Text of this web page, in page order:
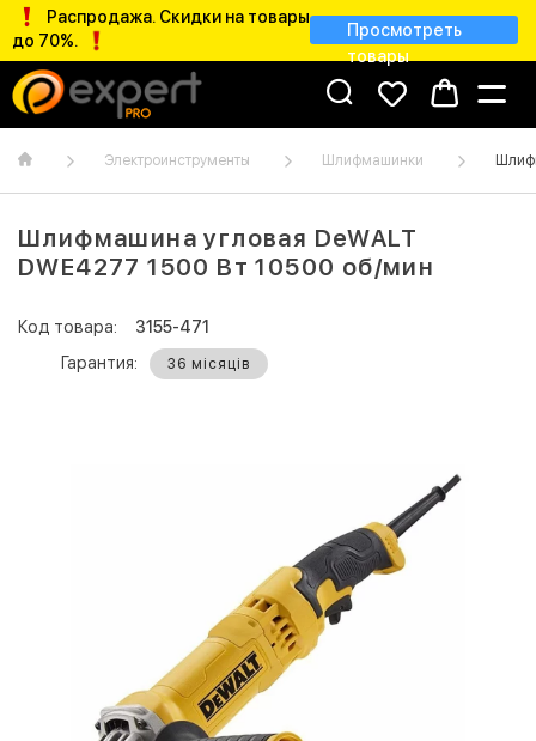
Распродажа. Скидки на товары
до 70%.
Просмотреть
товары
Электроинструменты Шлифмашинки
Шлифмашина угловая DeWALT
DWE4277 1500 Вт 10500 об/мин
Код товара:
3155-471
Гарантия:
36 місяців